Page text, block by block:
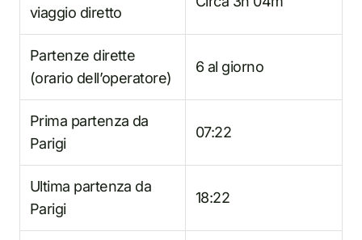
viaggio diretto
Partenze dirette
(orario dell’operatore)
6 al giorno
Prima partenza da
Parigi
07:22
Ultima partenza da
Parigi
18:22